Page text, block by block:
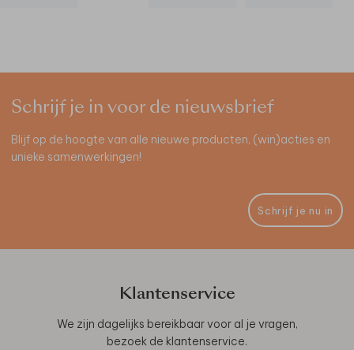
Schrijf je in voor de nieuwsbrief
Blijf op de hoogte van alle nieuwe producten, (win)acties en
unieke samenwerkingen!
Schrijf je nu in
Klantenservice
We zijn dagelijks bereikbaar voor al je vragen,
bezoek de klantenservice.